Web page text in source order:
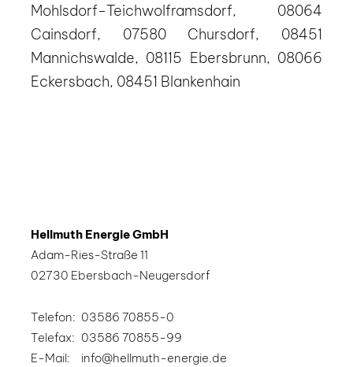
Mohlsdorf-Teichwolframsdorf, 08064
Cainsdorf, 07580 Chursdorf, 08451
Mannichswalde, 08115 Ebersbrunn, 08066
Eckersbach, 08451 Blankenhain
Hellmuth Energie GmbH
Adam-Ries-Straße 11
02730 Ebersbach-Neugersdorf
Telefon: 03586 70855-0
Telefax: 03586 70855-99
E-Mail:
info@hellmuth-energie.de